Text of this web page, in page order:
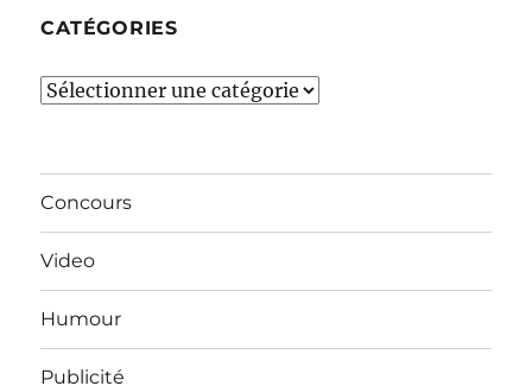
CATÉGORIES
Catégories
Concours
Video
Humour
Publicité